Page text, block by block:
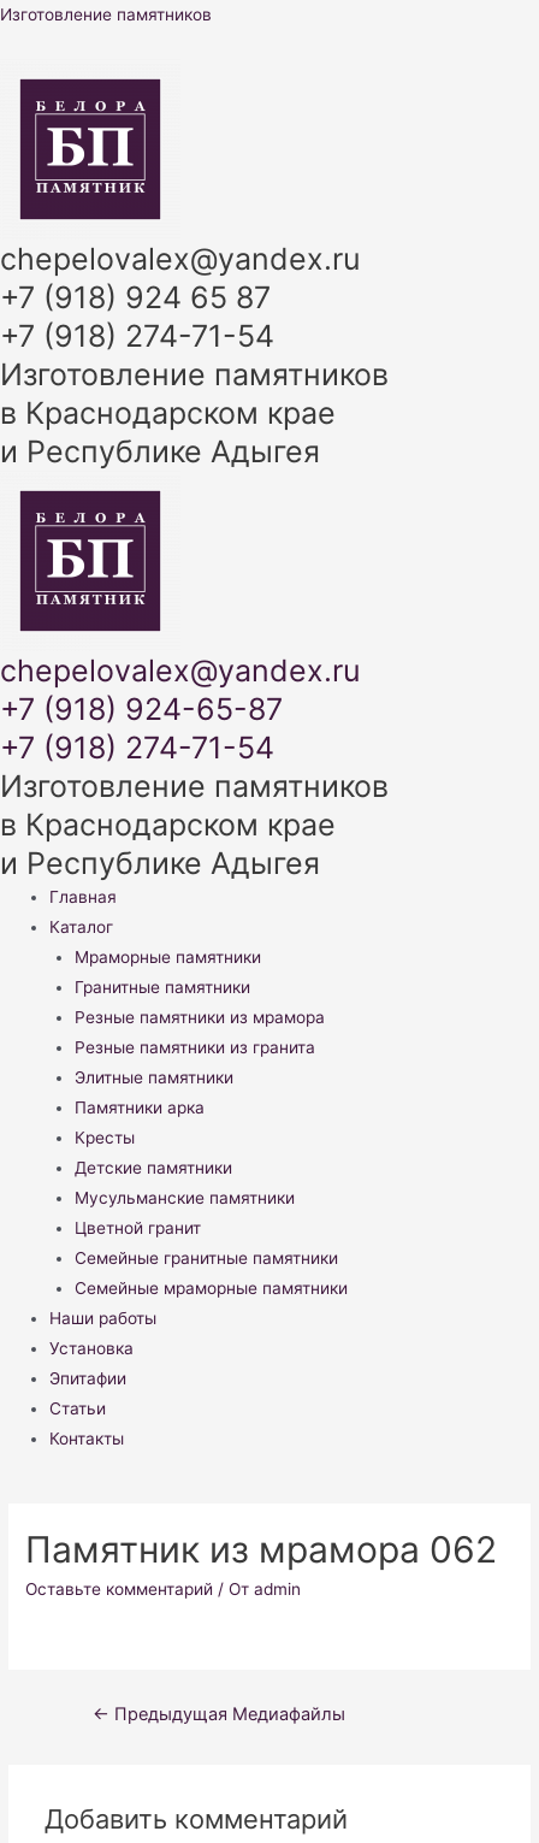
Перейти
Изготовление памятников
chepelovalex@yandex.ru
+7 (918) 924 65 87
+7 (918) 274-71-54
Изготовление памятников
в Краснодарском крае
и Республике Адыгея
chepelovalex@yandex.ru
+7 (918) 924-65-87
+7 (918) 274-71-54
Изготовление памятников
в Краснодарском крае
и Республике Адыгея
Меню
Главная
Каталог
Мраморные памятники
Гранитные памятники
Резные памятники из мрамора
Резные памятники из гранита
Элитные памятники
Памятники арка
Кресты
Детские памятники
Мусульманские памятники
Цветной гранит
Семейные гранитные памятники
Семейные мраморные памятники
Наши работы
Установка
Эпитафии
Статьи
Контакты
Памятник из мрамора 062
Оставьте комментарий / От admin
Навигация
← Предыдущая Медиафайлы
Добавить комментарий